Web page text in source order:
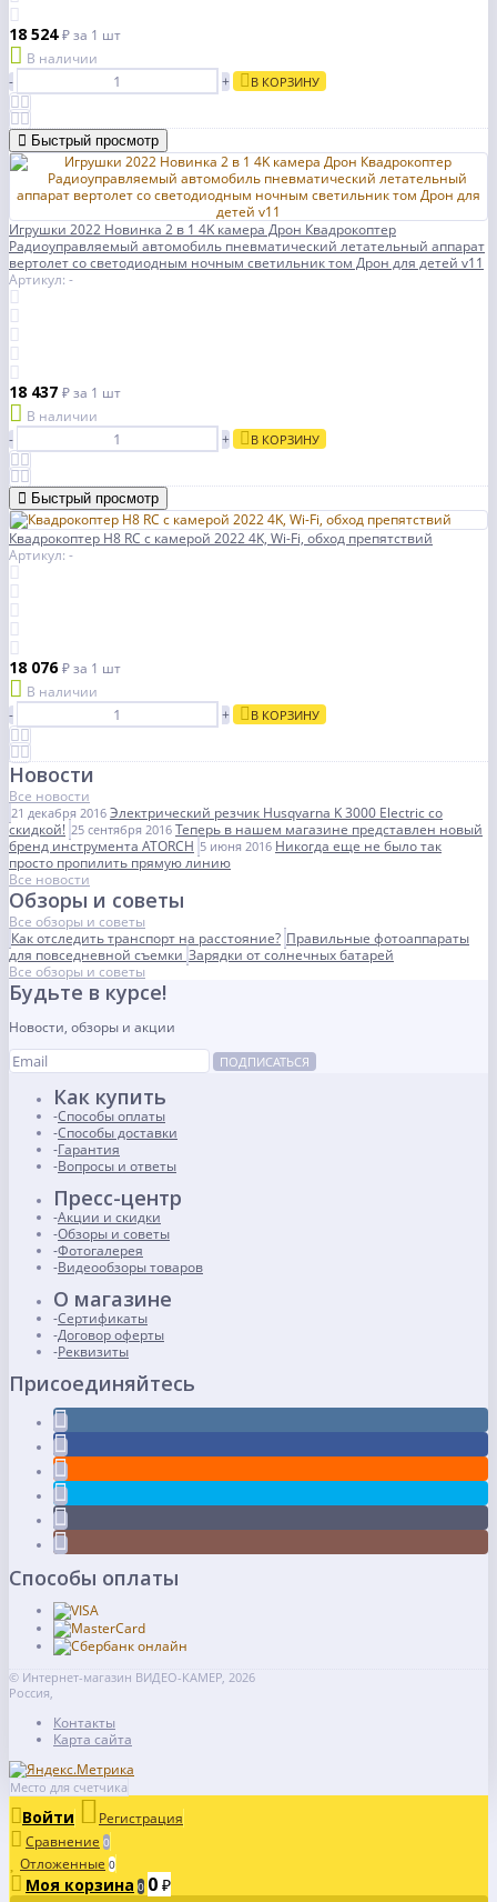
18 524₽за 1 шт
В наличии
-
+ В КОРЗИНУ
Быстрый просмотр
Игрушки 2022 Новинка 2 в 1 4K камера Дрон Квадрокоптер
Радиоуправляемый автомобиль пневматический летательный аппарат
вертолет со светодиодным ночным светильник том Дрон для детей v11
Артикул: -
18 437 ₽за 1 шт
В наличии
-
+ В КОРЗИНУ
Быстрый просмотр
Квадрокоптер H8 RC с камерой 2022 4K, Wi-Fi, обход препятствий
Артикул: -
18 076₽за 1 шт
В наличии
-
+ В КОРЗИНУ
Новости
Все новости
21 декабря 2016 Электрический резчик Husqvarna K 3000 Electric со
скидкой! 25 сентября 2016 Теперь в нашем магазине представлен новый
бренд инструмента ATORCH 5 июня 2016 Никогда еще не было так
просто пропилить прямую линию
Все новости
Обзоры и советы
Все обзоры и советы
Как отследить транспорт на расстояние? Правильные фотоаппараты
для повседневной съемки Зарядки от солнечных батарей
Все обзоры и советы
Будьте в курсе!
Новости, обзоры и акции
ПОДПИСАТЬСЯ
Как купить
Способы оплаты
Способы доставки
Гарантия
Вопросы и ответы
Пресс-центр
Акции и скидки
Обзоры и советы
Фотогалерея
Видеообзоры товаров
О магазине
Сертификаты
Договор оферты
Реквизиты
Присоединяйтесь
Способы оплаты
© Интернет-магазин ВИДЕО-КАМЕР, 2026
Россия,
Контакты
Карта сайта
Место для счетчика
Войти
Регистрация
Сравнение 0
Отложенные 0
Моя корзина 0 0 ₽